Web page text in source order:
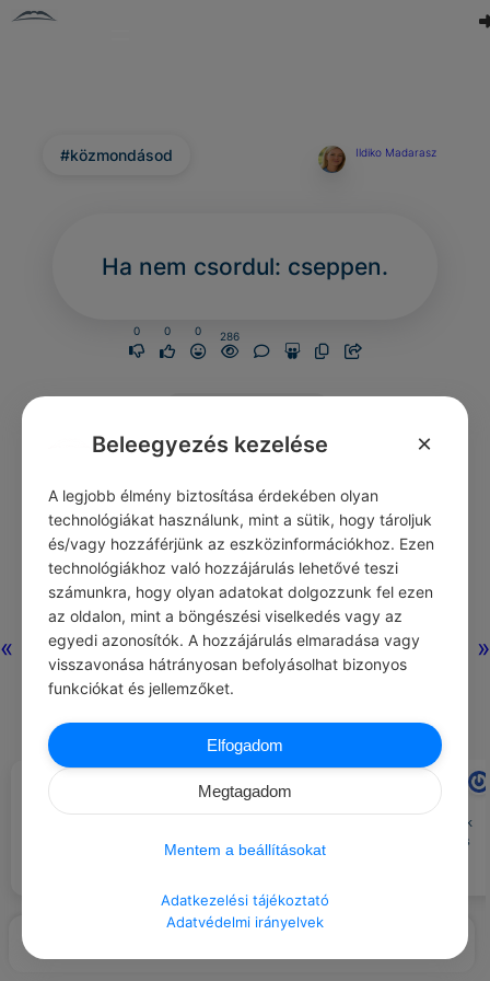
« »
#közmondásod Ildiko Madarasz
Ha nem csordul: cseppen.
0 0 0 286
#IDÉZETEK GONDOLAT
megteremtem magamnak.
RAANA RAAS
Jusson eszedbe döntéskor:
nemcsak a döntést, hanem annak
természetes következményeit is
Beleegyezés kezelése ×
A legjobb élmény biztosítása érdekében olyan
technológiákat használunk, mint a sütik, hogy tároljuk
és/vagy hozzáférjünk az eszközinformációkhoz. Ezen
technológiákhoz való hozzájárulás lehetővé teszi
számunkra, hogy olyan adatokat dolgozzunk fel ezen
az oldalon, mint a böngészési viselkedés vagy az
egyedi azonosítók. A hozzájárulás elmaradása vagy
visszavonása hátrányosan befolyásolhat bizonyos
funkciókat és jellemzőket.
Elfogadom
Megtagadom
Mentem a beállításokat
Adatkezelési tájékoztató
Adatvédelmi irányelvek